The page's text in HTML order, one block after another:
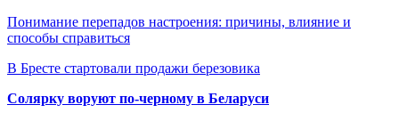
Понимание перепадов настроения: причины, влияние и
способы справиться
В Бресте стартовали продажи березовика
Солярку воруют по-черному в Беларуси